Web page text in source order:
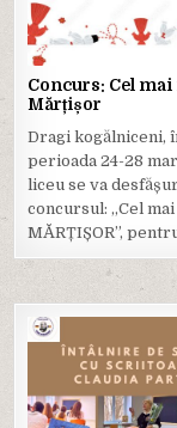
Concurs: Cel
Mărțișor
Dragi kogălniceni,
perioada 24-28
liceu se va
concursul: ,,Cel
MĂRȚIȘOR”,
Posted
in